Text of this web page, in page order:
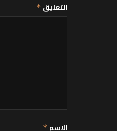
التعليق *
الاسم *